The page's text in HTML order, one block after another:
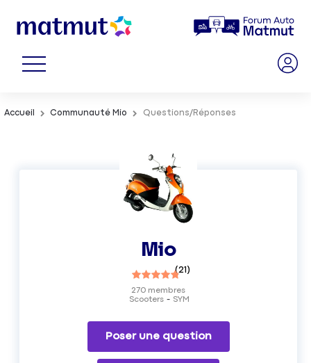
Accueil Communauté Mio Questions/Réponses
Mio
(21)
Scooters SYM
270 membres
Poser une question